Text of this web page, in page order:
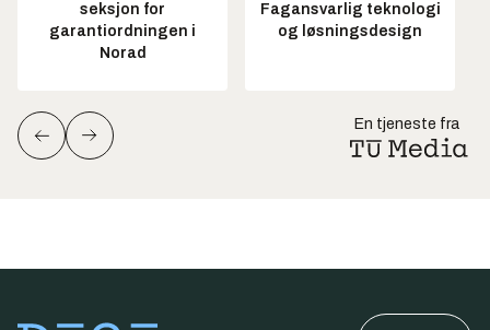
seksjon for
garantiordningen i
Norad
Fagansvarlig teknologi
og løsningsdesign
En tjeneste fra